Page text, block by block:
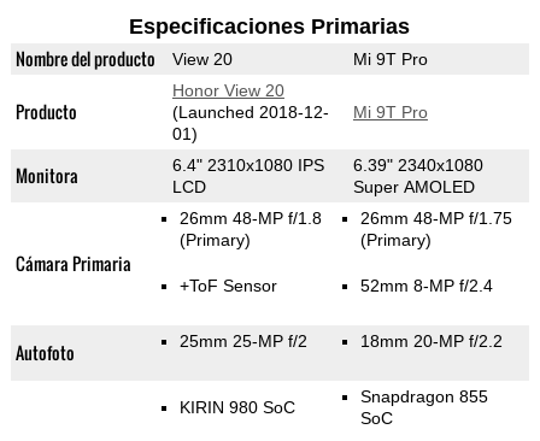
Especificaciones Primarias
Nombre del producto View 20 Mi 9T Pro
Producto
Honor View 20
(Launched 2018-12-
01)
Mi 9T Pro
Monitora
6.4" 2310x1080 IPS
LCD
6.39" 2340x1080
Super AMOLED
Cámara Primaria
26mm 48-MP f/1.8
(Primary)
+ToF Sensor
26mm 48-MP f/1.75
(Primary)
52mm 8-MP f/2.4
Autofoto 25mm 25-MP f/2 18mm 20-MP f/2.2
KIRIN 980 SoC
Snapdragon 855
SoC